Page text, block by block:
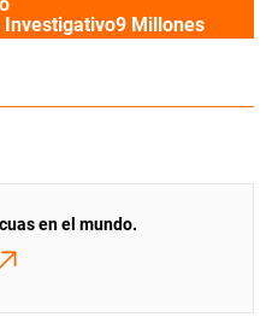
Investigativo9 Millones
en el mundo.